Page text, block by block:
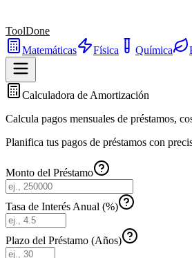
ToolDone
Matemáticas
Física Química
Calculadora de Amortización
Calcula pagos mensuales de préstamos,
Planifica tus pagos de préstamos con
Monto del Préstamo
Tasa de Interés Anual (%)
Plazo del Préstamo (Años)